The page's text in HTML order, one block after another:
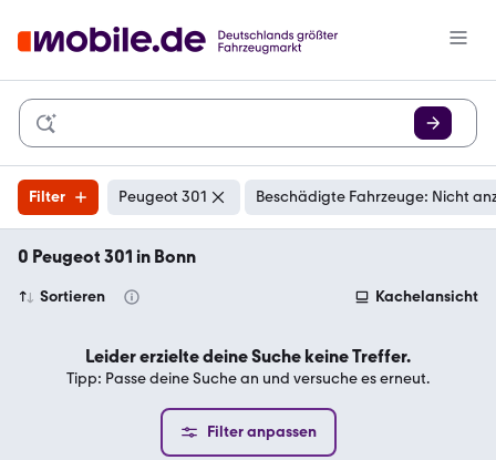
Filter Peugeot 301 Beschädigte Fahrzeuge: Nicht
0 Peugeot 301 in Bonn
Sortieren Kachelansicht
Leider erzielte deine Suche keine Treffer.
Tipp: Passe deine Suche an und versuche es erneut.
Filter anpassen